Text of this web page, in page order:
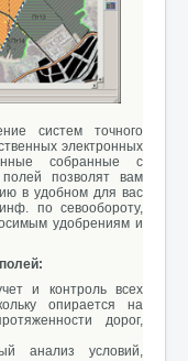
систем точного
электронных
собранные с
позволят вам
в удобном для вас
по севообороту,
удобрениям и
и контроль всех
опирается на
дорог,
анализ условий,